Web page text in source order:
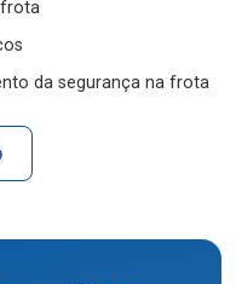
frota
da segurança na frota